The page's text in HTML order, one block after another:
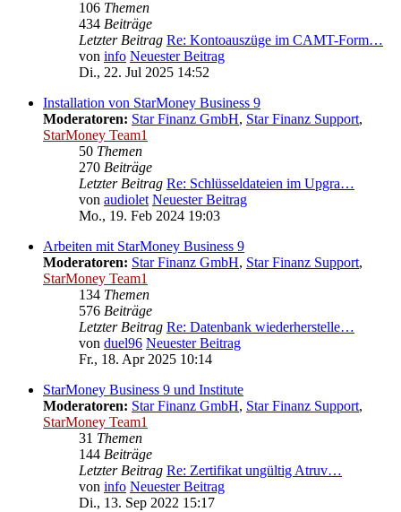
106 Themen
434 Beiträge
Letzter Beitrag Re: Kontoauszüge im CAMT-Form…
von info Neuester Beitrag
Di., 22. Jul 2025 14:52
Installation von StarMoney Business 9
Moderatoren: Star Finanz GmbH, Star Finanz Support,
StarMoney Team1
50 Themen
270 Beiträge
Letzter Beitrag Re: Schlüsseldateien im Upgra…
von audiolet Neuester Beitrag
Mo., 19. Feb 2024 19:03
Arbeiten mit StarMoney Business 9
Moderatoren: Star Finanz GmbH, Star Finanz Support,
StarMoney Team1
134 Themen
576 Beiträge
Letzter Beitrag Re: Datenbank wiederherstelle…
von duel96 Neuester Beitrag
Fr., 18. Apr 2025 10:14
StarMoney Business 9 und Institute
Moderatoren: Star Finanz GmbH, Star Finanz Support,
StarMoney Team1
31 Themen
144 Beiträge
Letzter Beitrag Re: Zertifikat ungültig Atruv…
von info Neuester Beitrag
Di., 13. Sep 2022 15:17